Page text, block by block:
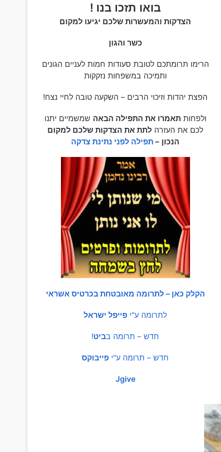
בואו תזכו בנו !
הצדקות והמעשרות שלכם יגיעו למקום
כשר והגון
הרימו תרומתכם לטובת סעודות חמות לעניים הגונים
ותמיכה במשפחות נזקקות
הפצת יהדות וזיכוי הרבים – השקעה טובה לחיי נצח!
ולפחותתאמרו את התפילה הבאה שמשמיים יתנו
לכם את העזרה לתת את הצדקות שלכם למקום
הנכון – תפילה לפני נתינת צדקה
הקלק כאן – לתרומה מאובטחת בכרטיס אשראי
לתרומה ע"י פייפל ישראל
חדש – תרומה בביט!
חדש – תרומה ע"י פייבוקס
Jgive